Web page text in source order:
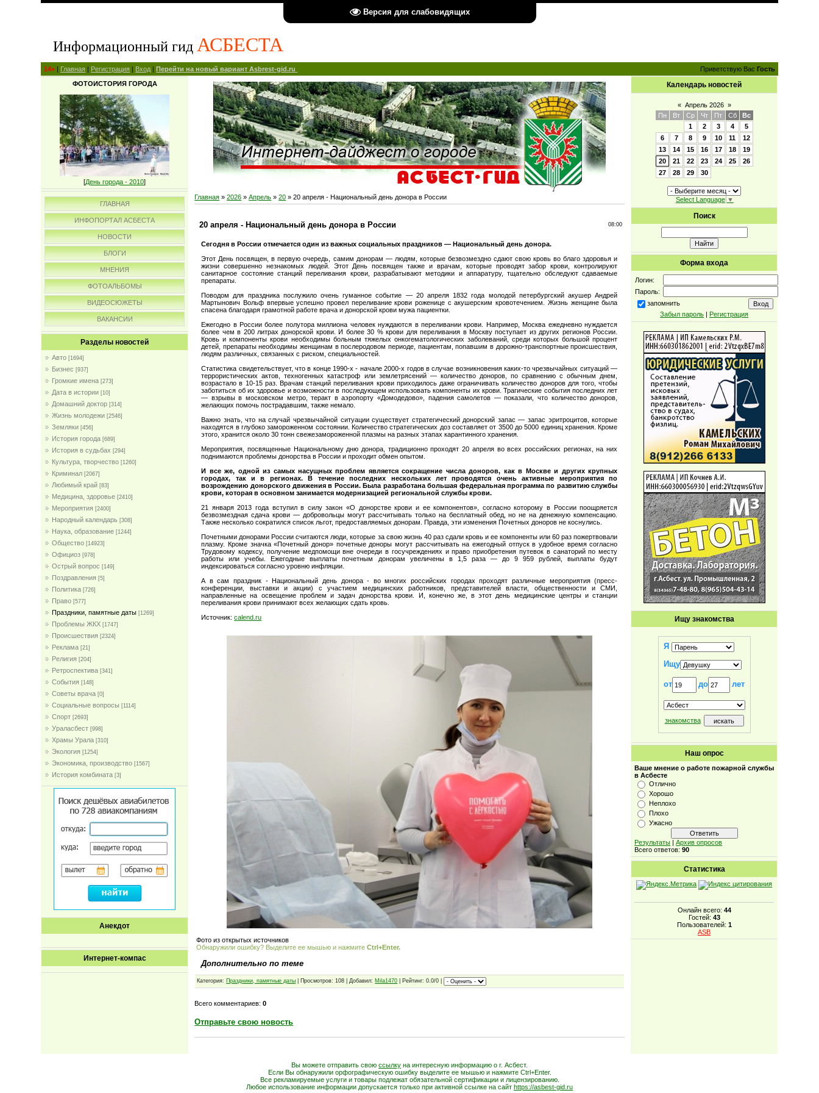
Версия для слабовидящих
Информационный гид АСБЕСТА
14+ | Главная | Регистрация | Вход |Перейти на новый вариант Asbrest-gid.ru Приветствую Вас Гость
ФОТОИСТОРИЯ ГОРОДА
[День города - 2010]
ГЛАВНАЯ
ИНФОПОРТАЛ АСБЕСТА
НОВОСТИ
БЛОГИ
МНЕНИЯ
ФОТОАЛЬБОМЫ
ВИДЕОСЮЖЕТЫ
ВАКАНСИИ
Разделы новостей
Авто [1694]
Бизнес [937]
Громкие имена [273]
Дата в истории [10]
Домашний доктор [314]
Жизнь молодежи [2546]
Земляки [456]
История города [689]
История в судьбах [294]
Культура, творчество [1260]
Криминал [2067]
Любимый край [83]
Медицина, здоровье [2410]
Мероприятия [2400]
Народный календарь [308]
Наука, образование [1244]
Общество [14923]
Официоз [978]
Острый вопрос [149]
Поздравления [5]
Политика [726]
Право [577]
Праздники, памятные даты [1269]
Проблемы ЖКХ [1747]
Проиcшествия [2324]
Реклама [21]
Религия [204]
Ретроспектива [341]
События [148]
Советы врача [0]
Социальные вопросы [1114]
Спорт [2693]
Ураласбест [998]
Храмы Урала [310]
Экология [1254]
Экономика, производство [1567]
История комбината [3]
Анекдот
Интернет-компас
Главная »2026 » Апрель » 20 » 20 апреля - Национальный день донора в России
20 апреля - Национальный день донора в России 08:00
Сегодня в России отмечается один из важных социальных праздников — Национальный день донора.
Этот День посвящен, в первую очередь, самим донорам — людям, которые безвозмездно сдают свою кровь во благо здоровья и
жизни совершенно незнакомых людей. Этот День посвящен также и врачам, которые проводят забор крови, контролируют
санитарное состояние станций переливания крови, разрабатывают методики и аппаратуру, тщательно обследуют сдаваемые
препараты.
Поводом для праздника послужило очень гуманное событие — 20 апреля 1832 года молодой петербургский акушер Андрей
Мартынович Вольф впервые успешно провел переливание крови роженице с акушерским кровотечением. Жизнь женщине была
спасена благодаря грамотной работе врача и донорской крови мужа пациентки.
Ежегодно в России более полутора миллиона человек нуждаются в переливании крови. Например, Москва ежедневно нуждается
более чем в 200 литрах донорской крови. И более 30 % крови для переливания в Москву поступает из других регионов России.
Кровь и компоненты крови необходимы больным тяжелых онкогематологических заболеваний, среди которых большой процент
детей, препараты необходимы женщинам в послеродовом периоде, пациентам, попавшим в дорожно-транспортные происшествия,
людям различных, связанных с риском, специальностей.
Статистика свидетельствует, что в конце 1990-х - начале 2000-х годов в случае возникновения каких-то чрезвычайных ситуаций —
террористических актов, техногенных катастроф или землетрясений — количество доноров, по сравнению с обычным днем,
возрастало в 10-15 раз. Врачам станций переливания крови приходилось даже ограничивать количество доноров для того, чтобы
заботиться об их здоровье и возможности в последующем использовать компоненты их крови. Трагические события последних лет
— взрывы в московском метро, теракт в аэропорту «Домодедово», падения самолетов — показали, что количество доноров,
желающих помочь пострадавшим, также немало.
Важно знать, что на случай чрезвычайной ситуации существует стратегический донорский запас — запас эритроцитов, которые
находятся в глубоко замороженном состоянии. Количество стратегических доз составляет от 3500 до 5000 единиц хранения. Кроме
этого, хранится около 30 тонн свежезамороженной плазмы на разных этапах карантинного хранения.
Мероприятия, посвященные Национальному дню донора, традиционно проходят 20 апреля во всех российских регионах, на них
поднимаются проблемы донорства в России и проходит обмен опытом.
И все же, одной из самых насущных проблем является сокращение числа доноров, как в Москве и других крупных
городах, так и в регионах. В течение последних нескольких лет проводятся очень активные мероприятия по
возрождению донорского движения в России. Была разработана большая федеральная программа по развитию службы
крови, которая в основном занимается модернизацией региональной службы крови.
21 января 2013 года вступил в силу закон «О донорстве крови и ее компонентов», согласно которому в России поощряется
безвозмездная сдача крови — добровольцы могут рассчитывать только на бесплатный обед, но не на денежную компенсацию.
Также несколько сократился список льгот, предоставляемых донорам. Правда, эти изменения Почетных доноров не коснулись.
Почетными донорами России считаются люди, которые за свою жизнь 40 раз сдали кровь и ее компоненты или 60 раз пожертвовали
плазму. Кроме значка «Почетный донор» почетные доноры могут рассчитывать на ежегодный отпуск в удобное время согласно
Трудовому кодексу, получение медпомощи вне очереди в госучреждениях и право приобретения путевок в санаторий по месту
работы или учебы. Ежегодные выплаты почетным донорам увеличены в 1,5 раза — до 9 959 рублей, выплаты будут
индексироваться согласно уровню инфляции.
А в сам праздник - Национальный день донора - во многих российских городах проходят различные мероприятия (пресс-
конференции, выставки и акции) с участием медицинских работников, представителей власти, общественности и СМИ,
направленные на освещение проблем и задач донорства крови. И, конечно же, в этот день медицинские центры и станции
переливания крови принимают всех желающих сдать кровь.
Источник:calend.ru
Фото из открытых источников
Обнаружили ошибку? Выделите ее мышью и нажмитеCtrl+Enter.
Дополнительно по теме
Категория: Праздники, памятные даты | Просмотров: 108 | Добавил: Mila1470 | Рейтинг: 0.0/0 |
Всего комментариев:0
Отправьте свою новость
Календарь новостей
« Апрель 2026 »
Пн
Вт Ср Чт Пт Сб
Вс
1
2 3 4
5
6
7 8 9 10 11
12
13
14 15 16 17 18
19
20
21 22 23 24 25
26
27
28 29 30
Select Language ▼
Поиск
Форма входа
Логин:
Пароль:
запомнить
Забыл пароль | Регистрация
Ищу знакомства
Я
Ищу
от до лет
знакомства
Наш опрос
Ваше мнение о работе пожарной службы
в Асбесте
Отлично
Хорошо
Неплохо
Плохо
Ужасно
Результаты |Архив опросов
Всего ответов:90
Статистика
Онлайн всего: 44
Гостей: 43
Пользователей: 1
ASB
Вы можете отправить свою ссылку на интересную информацию о г. Асбест.
Если Вы обнаружили орфографическую ошибку выделите ее мышью и нажмите Ctrl+Enter.
Все рекламируемые услуги и товары подлежат обязательной сертификации и лицензированию.
Любое использование информации допускается только при активной ссылке на сайт https://asbest-gid.ru